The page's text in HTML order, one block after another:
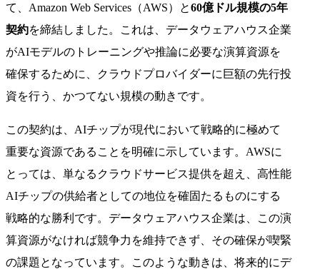
て、Amazon Web Services（AWS）と60億ドル規模の5年
契約を締結しました。これは、データウェアハウス企業
がAIモデルのトレーニングや推論に必要な演算資源を
確保するために、クラウドプロバイダーに巨額の先行投
資を行う、かつてない規模の動きです。
この契約は、AIチップが現代において戦略的に極めて
重要な資源であることを明確に示しています。AWSに
とっては、単なるクラウドサービス提供を超え、高性能
AIチップの供給者としての地位を確固たるものにする
戦略的な勝利です。データウェアハウス企業は、この演
算資源がなければ競争力を維持できず、その確保が喫緊
の課題となっています。このような動きは、将来的にデ